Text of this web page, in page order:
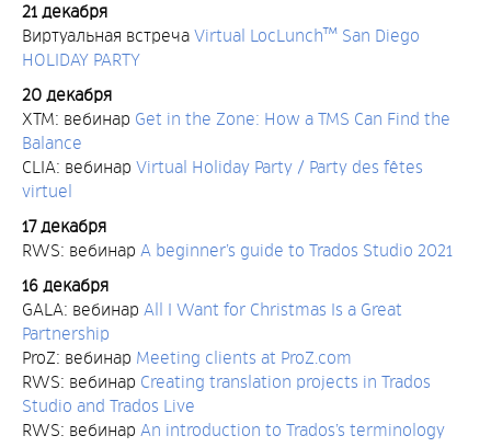
21 декабря
Виртуальная встреча Virtual LocLunch™ San Diego
HOLIDAY PARTY
20 декабря
XTM: вебинар Get in the Zone: How a TMS Can Find the
Balance
CLIA: вебинар Virtual Holiday Party / Party des fêtes
virtuel
17 декабря
RWS: вебинар A beginner’s guide to Trados Studio 2021
16 декабря
GALA: вебинар All I Want for Christmas Is a Great
Partnership
ProZ: вебинар Meeting clients at ProZ.com
RWS: вебинар Creating translation projects in Trados
Studio and Trados Live
RWS: вебинар An introduction to Trados’s terminology